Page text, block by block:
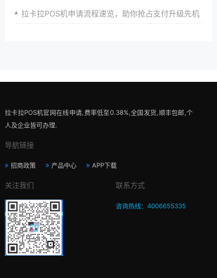
拉卡拉POS机申请流程速览，助你抢占支付升级先机
拉卡拉POS机官网在线申请,费率低至0.38%,全国发货,顺丰包邮,个
人及企业皆可办理.
导航链接
招商政策 产品中心 APP下载
关注我们 联系方式
咨询热线：4006655335